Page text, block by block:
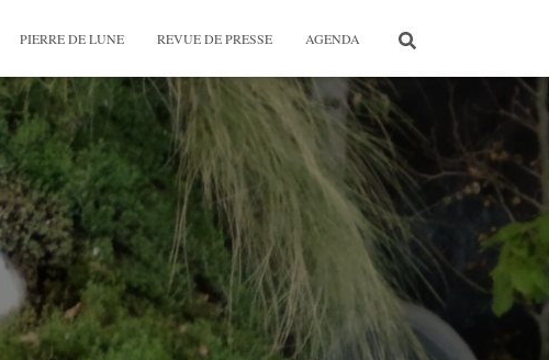
PIERRE DE LUNE REVUE DE PRESSE AGENDA